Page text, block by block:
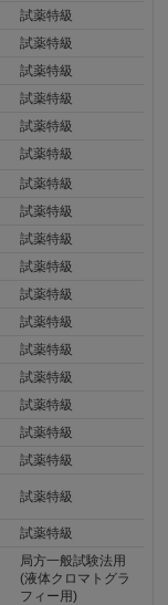
試薬特級
試薬特級
試薬特級
試薬特級
試薬特級
試薬特級
試薬特級
試薬特級
試薬特級
試薬特級
試薬特級
試薬特級
試薬特級
試薬特級
試薬特級
試薬特級
試薬特級
試薬特級
試薬特級
局方一般試験法用
(液体クロマトグラ
フィー用)